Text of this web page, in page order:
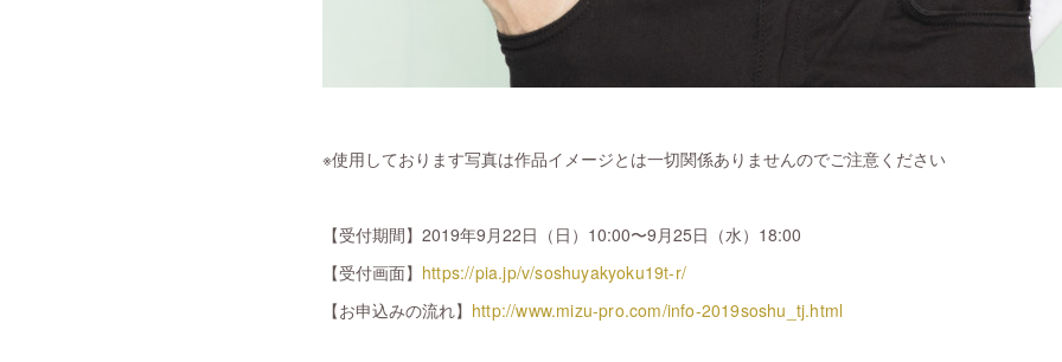
※使用しております写真は作品イメージとは一切関係ありませんのでご注意ください
【受付期間】2019年9月22日（日）10:00〜9月25日（水）18:00
【受付画面】 https://pia.jp/v/soshuyakyoku19t-r/
【お申込みの流れ】 http://www.mizu-pro.com/info-2019soshu_tj.html